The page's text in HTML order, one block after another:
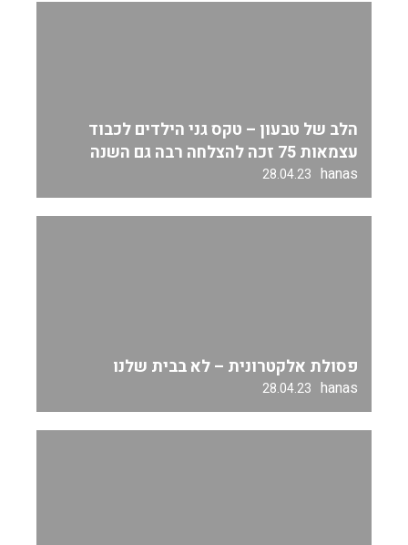
הלב של טבעון – טקס גני הילדים לכבוד
עצמאות 75 זכה להצלחה רבה גם השנה
hanas
28.04.23
פסולת אלקטרונית – לא בבית שלנו
hanas
28.04.23